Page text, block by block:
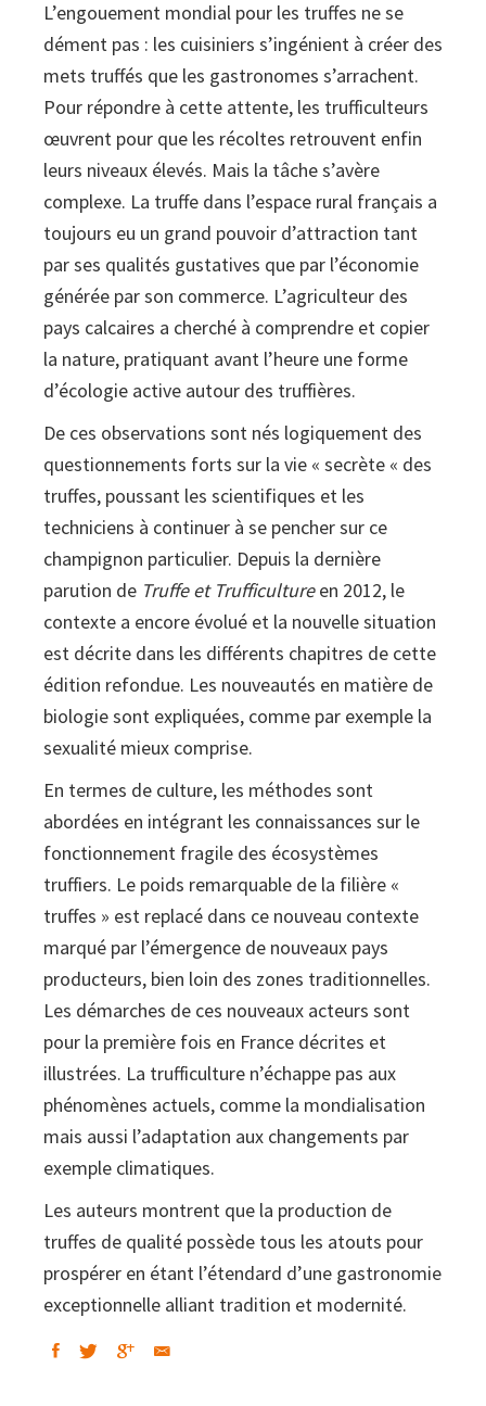
L’engouement mondial pour les truffes ne se
dément pas : les cuisiniers s’ingénient à créer des
mets truffés que les gastronomes s’arrachent.
Pour répondre à cette attente, les trufficulteurs
œuvrent pour que les récoltes retrouvent enfin
leurs niveaux élevés. Mais la tâche s’avère
complexe. La truffe dans l’espace rural français a
toujours eu un grand pouvoir d’attraction tant
par ses qualités gustatives que par l’économie
générée par son commerce. L’agriculteur des
pays calcaires a cherché à comprendre et copier
la nature, pratiquant avant l’heure une forme
d’écologie active autour des truffières.
De ces observations sont nés logiquement des
questionnements forts sur la vie « secrète « des
truffes, poussant les scientifiques et les
techniciens à continuer à se pencher sur ce
champignon particulier. Depuis la dernière
parution de Truffe et Trufficultureen 2012, le
contexte a encore évolué et la nouvelle situation
est décrite dans les différents chapitres de cette
édition refondue. Les nouveautés en matière de
biologie sont expliquées, comme par exemple la
sexualité mieux comprise.
En termes de culture, les méthodes sont
abordées en intégrant les connaissances sur le
fonctionnement fragile des écosystèmes
truffiers. Le poids remarquable de la filière «
truffes » est replacé dans ce nouveau contexte
marqué par l’émergence de nouveaux pays
producteurs, bien loin des zones traditionnelles.
Les démarches de ces nouveaux acteurs sont
pour la première fois en France décrites et
illustrées. La trufficulture n’échappe pas aux
phénomènes actuels, comme la mondialisation
mais aussi l’adaptation aux changements par
exemple climatiques.
Les auteurs montrent que la production de
truffes de qualité possède tous les atouts pour
prospérer en étant l’étendard d’une gastronomie
exceptionnelle alliant tradition et modernité.